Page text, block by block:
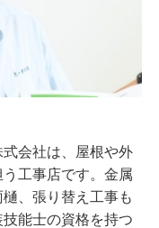
会社は、屋根や外
工事店です。金属
、張り替え工事も
能士の資格を持つ